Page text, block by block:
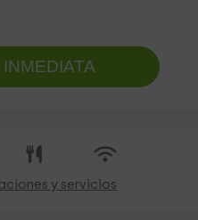
y servicios